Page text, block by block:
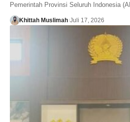
Pemerintah Provinsi Seluruh Indonesia
Khittah Muslimah Juli 17, 2026